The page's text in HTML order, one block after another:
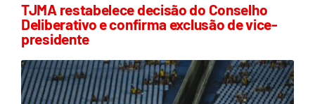
TJMA restabelece decisão do Conselho
Deliberativo e confirma exclusão de vice-
presidente